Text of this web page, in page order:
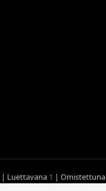
| Luettavana 1 | Omistettuna